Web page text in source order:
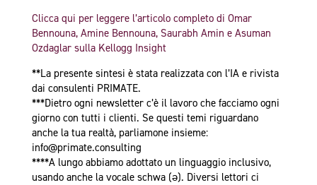
Clicca qui per leggere l’articolo completo di Omar
Bennouna, Amine Bennouna, Saurabh Amin e Asuman
Ozdaglar sulla Kellogg Insight
**La presente sintesi è stata realizzata con l’IA e rivista
dai consulenti PRIMATE.
***Dietro ogni newsletter c’è il lavoro che facciamo ogni
giorno con tutti i clienti. Se questi temi riguardano
anche la tua realtà, parliamone insieme:
info@primate.consulting
****A lungo abbiamo adottato un linguaggio inclusivo,
usando anche la vocale schwa (ə). Diversi lettori ci